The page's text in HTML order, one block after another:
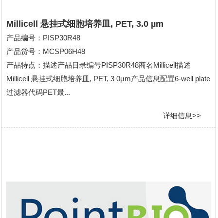
Millicell 悬挂式细胞培养皿, PET, 3.0 µm
产品编号：PISP30R48
产品货号：MCSP06H48
产品特点：描述产品目录编号PISP30R48商名Millicell描述
Millicell 悬挂式细胞培养皿, PET, 3 0µm产品信息配置6-well plate
过滤器代码PET最...
详细信息>>